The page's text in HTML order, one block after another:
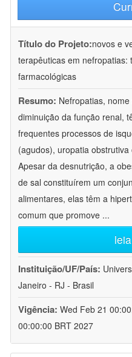
Título do Projeto:novos e
terapêuticas em
farmacológicas
Resumo: Nefropatias,
diminuição da função renal,
frequentes processos de
(agudos), uropatia
Apesar da desnutrição, a
de sal constituírem um
alimentares, elas têm a
comum que promove ...
Instituição/UF/País:
Janeiro - RJ - Brasil
Vigência: Wed Feb 21
00:00:00 BRT 2027